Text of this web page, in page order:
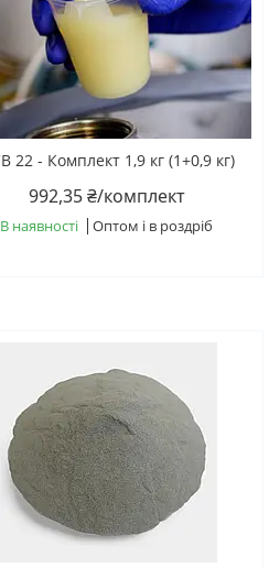
22 - Комплект 1,9 кг (1+0,9 кг)
992,35 ₴/комплект
В наявності Оптом і в роздріб